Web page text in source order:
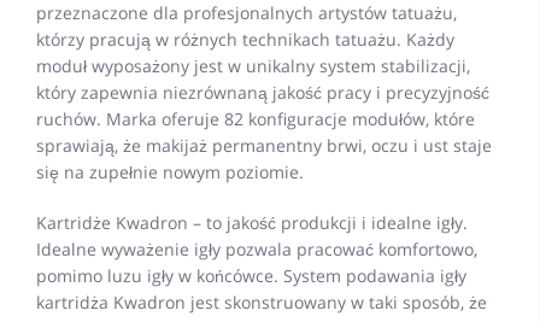
przeznaczone dla profesjonalnych artystów tatuażu,
którzy pracują w różnych technikach tatuażu. Każdy
moduł wyposażony jest w unikalny system stabilizacji,
który zapewnia niezrównaną jakość pracy i precyzyjność
ruchów. Marka oferuje 82 konfiguracje modułów, które
sprawiają, że makijaż permanentny brwi, oczu i ust staje
się na zupełnie nowym poziomie.
Kartridże Kwadron – to jakość produkcji i idealne igły.
Idealne wyważenie igły pozwala pracować komfortowo,
pomimo luzu igły w końcówce. System podawania igły
kartridża Kwadron jest skonstruowany w taki sposób, że